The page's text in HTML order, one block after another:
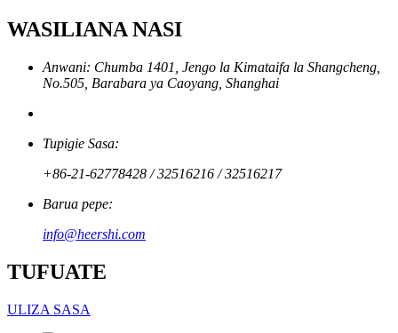
WASILIANA NASI
Anwani: Chumba 1401, Jengo la Kimataifa la Shangcheng,
No.505, Barabara ya Caoyang, Shanghai
Tupigie Sasa:
+86-21-62778428 / 32516216 / 32516217
Barua pepe:
info@heershi.com
TUFUATE
ULIZA SASA